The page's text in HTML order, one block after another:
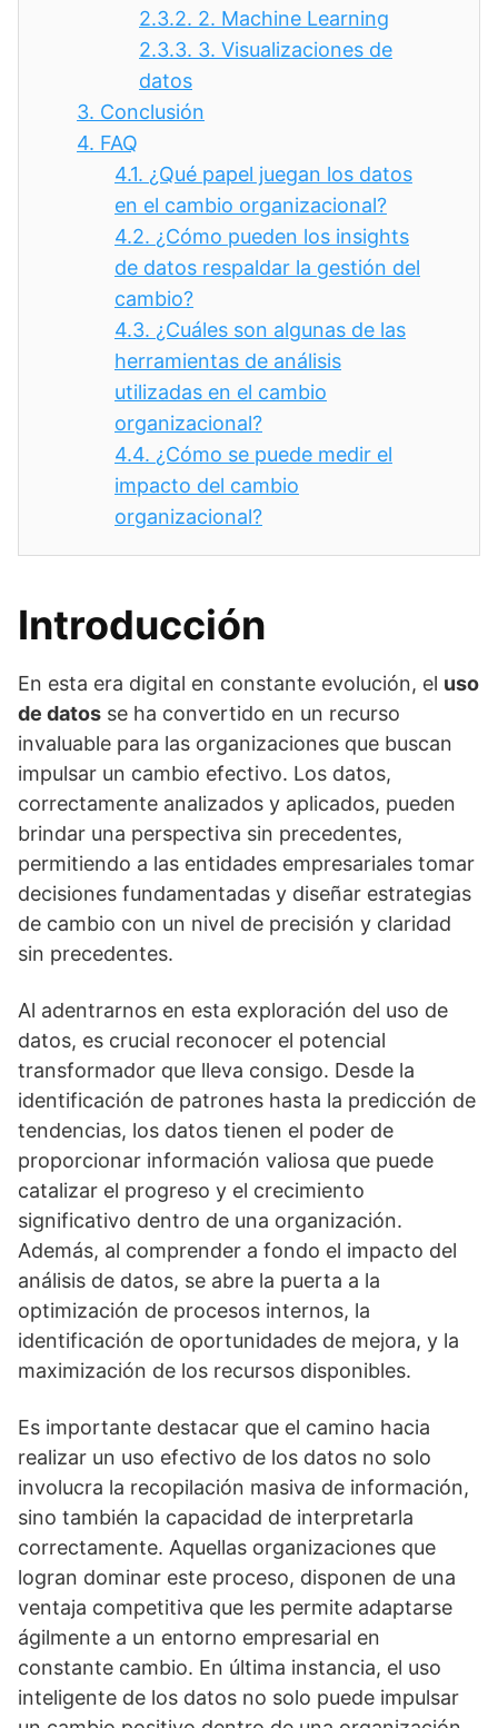
2.3.2. 2. Machine Learning
2.3.3. 3. Visualizaciones de
datos
3. Conclusión
4. FAQ
4.1. ¿Qué papel juegan los datos
en el cambio organizacional?
4.2. ¿Cómo pueden los insights
de datos respaldar la gestión del
cambio?
4.3. ¿Cuáles son algunas de las
herramientas de análisis
utilizadas en el cambio
organizacional?
4.4. ¿Cómo se puede medir el
impacto del cambio
organizacional?
Introducción
En esta era digital en constante evolución, el uso
de datos se ha convertido en un recurso
invaluable para las organizaciones que buscan
impulsar un cambio efectivo. Los datos,
correctamente analizados y aplicados, pueden
brindar una perspectiva sin precedentes,
permitiendo a las entidades empresariales tomar
decisiones fundamentadas y diseñar estrategias
de cambio con un nivel de precisión y claridad
sin precedentes.
Al adentrarnos en esta exploración del uso de
datos, es crucial reconocer el potencial
transformador que lleva consigo. Desde la
identificación de patrones hasta la predicción de
tendencias, los datos tienen el poder de
proporcionar información valiosa que puede
catalizar el progreso y el crecimiento
significativo dentro de una organización.
Además, al comprender a fondo el impacto del
análisis de datos, se abre la puerta a la
optimización de procesos internos, la
identificación de oportunidades de mejora, y la
maximización de los recursos disponibles.
Es importante destacar que el camino hacia
realizar un uso efectivo de los datos no solo
involucra la recopilación masiva de información,
sino también la capacidad de interpretarla
correctamente. Aquellas organizaciones que
logran dominar este proceso, disponen de una
ventaja competitiva que les permite adaptarse
ágilmente a un entorno empresarial en
constante cambio. En última instancia, el uso
inteligente de los datos no solo puede impulsar